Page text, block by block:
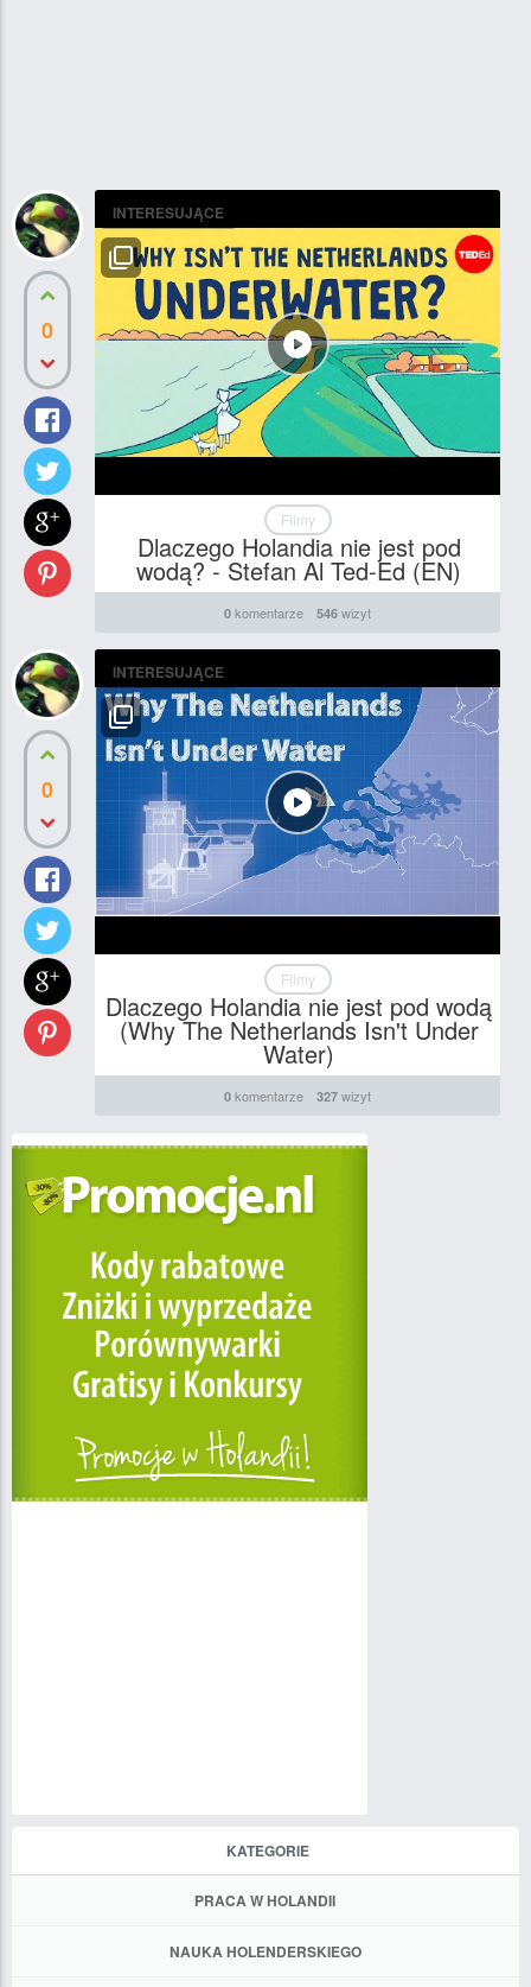
0
INTERESUJĄCE
Filmy
Dlaczego Holandia nie jest pod
wodą? - Stefan Al Ted-Ed (EN)
0 komentarze 546 wizyt
0
INTERESUJĄCE
Filmy
Dlaczego Holandia nie jest pod wodą
(Why The Netherlands Isn't Under
Water)
0 komentarze 327 wizyt
KATEGORIE
PRACA W HOLANDII
NAUKA HOLENDERSKIEGO